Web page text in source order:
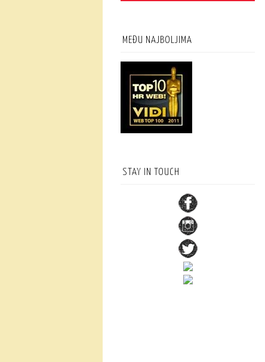
MEĐU NAJBOLJIMA
STAY IN TOUCH